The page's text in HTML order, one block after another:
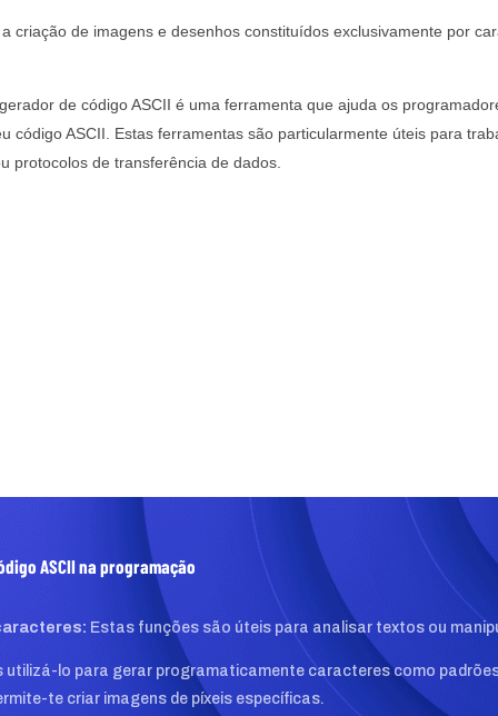
criação de imagens e desenhos constituídos exclusivamente por
de código ASCII é uma ferramenta que ajuda os
código ASCII. Estas ferramentas são particularmente úteis para
protocolos de transferência de dados.
ASCII na programação
Estas funções são úteis para analisar textos ou
utilizá-lo para gerar programaticamente caracteres como
te criar imagens de píxeis específicas.